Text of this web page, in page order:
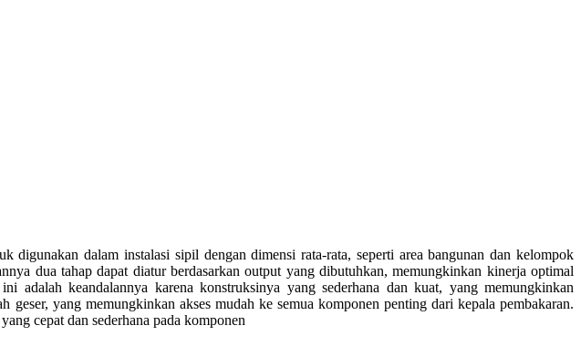
dalam instalasi sipil dengan dimensi rata-rata, seperti area bangunan dan kelompok
dua tahap dapat diatur berdasarkan output yang dibutuhkan, memungkinkan kinerja optimal
adalah keandalannya karena konstruksinya yang sederhana dan kuat, yang memungkinkan
geser, yang memungkinkan akses mudah ke semua komponen penting dari kepala pembakaran.
cepat dan sederhana pada komponen